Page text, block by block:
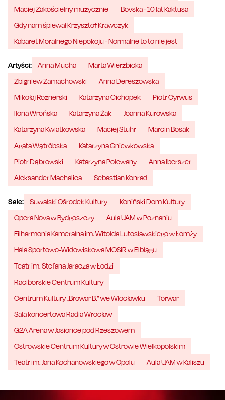
Maciej Zakościelny muzycznie
Bovska - 10 lat Kaktusa
Gdy nam śpiewał Krzysztof Krawczyk
Kabaret Moralnego Niepokoju - Normalne to to nie jest
Artyści: Anna Mucha
Marta Wierzbicka
Zbigniew Zamachowski
Anna Dereszowska
Mikołaj Roznerski
Katarzyna Cichopek
Piotr Cyrwus
Ilona Wrońska
Katarzyna Żak
Joanna Kurowska
Katarzyna Kwiatkowska
Maciej Stuhr
Marcin Bosak
Agata Wątróbska
Katarzyna Gniewkowska
Piotr Dąbrowski
Katarzyna Polewany
Anna Iberszer
Aleksander Machalica
Sebastian Konrad
Sale: Suwalski Ośrodek Kultury
Koniński Dom Kultury
Opera Nova w Bydgoszczy
Aula UAM w Poznaniu
Filharmonia Kameralna im. Witolda Lutosławskiego w Łomży
Hala Sportowo-Widowiskowa MOSiR w Elblągu
Teatr im. Stefana Jaracza w Łodzi
Raciborskie Centrum Kultury
Centrum Kultury „Browar B.” we Włocławku
Torwar
Sala koncertowa Radia Wrocław
G2A Arena w Jasionce pod Rzeszowem
Ostrowskie Centrum Kultury w Ostrowie Wielkopolskim
Teatr im. Jana Kochanowskiego w Opolu
Aula UAM w Kaliszu